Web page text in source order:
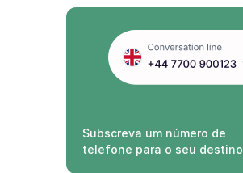
Subscreva um número de
telefone para o seu destino